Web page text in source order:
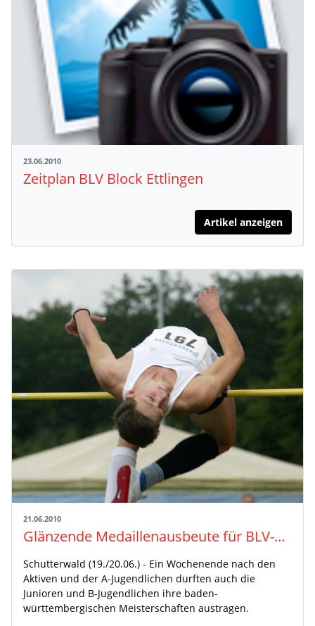
23.06.2010
Zeitplan BLV Block Ettlingen
Artikel anzeigen
21.06.2010
Glänzende Medaillenausbeute für BLV-Nachwuchs / Max Scheible Doppelsieger auf der Stadionrunde
Schutterwald (19./20.06.) - Ein Wochenende nach den
Aktiven und der A-Jugendlichen durften auch die
Junioren und B-Jugendlichen ihre baden-
württembergischen Meisterschaften austragen.